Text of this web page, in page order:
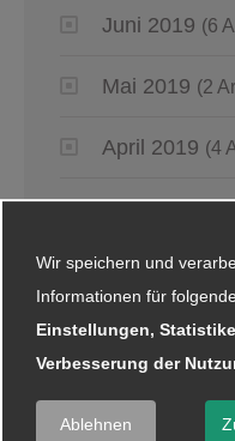
Juni 2019 (6
Mai 2019 (2
April 2019 (4
März 2019
Januar 2019
2018
Wir speichern und
Informationen für
Einstellungen,
Verbesserung der
Ablehnen